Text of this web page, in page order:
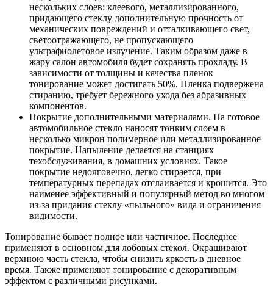
нескольких слоев: клеевого, металлизированного,
придающего стеклу дополнительную прочность от
механических повреждений и отталкивающего свет,
светоотражающего, не пропускающего
ультрафиолетовое излучение. Таким образом даже в
жару салон автомобиля будет сохранять прохладу. В
зависимости от толщины и качества пленок
тонирование может достигать 50%. Пленка подвержена
стиранию, требует бережного ухода без абразивных
компонентов.
Покрытие дополнительными материалами. На готовое
автомобильное стекло наносят тонким слоем в
несколько микрон полимерное или металлизированное
покрытие. Напыление делается на станциях
техобслуживания, в домашних условиях. Такое
покрытие недолговечно, легко стирается, при
температурных перепадах отслаивается и крошится. Это
наименее эффективный и популярный метод во многом
из-за придания стеклу «пыльного» вида и ограничения
видимости.
Тонирование бывает полное или частичное. Последнее
применяют в основном для лобовых стекол. Окрашивают
верхнюю часть стекла, чтобы снизить яркость в дневное
время. Также применяют тонирование с декоративным
эффектом с различными рисунками.